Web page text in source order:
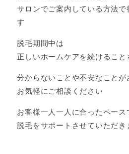
サロンでご案内している方法
す
脱毛期間中は
正しいホームケアを続けるこ
分からないことや不安なことが
お気軽にご相談ください
お客様一人一人に合ったペース
脱毛をサポートさせていただき